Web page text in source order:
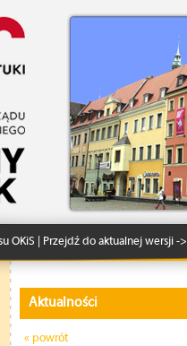
OKiS | Przejdź do aktualnej wersji ->
Aktualności
« powrót